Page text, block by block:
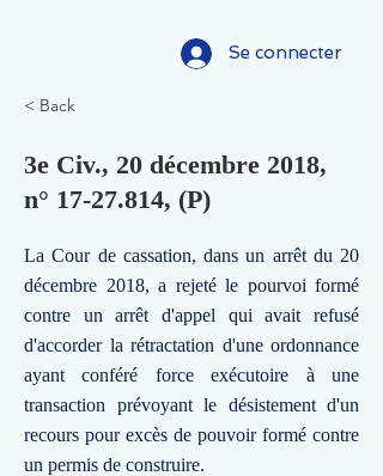
Se connecter
< Back
3e Civ., 20 décembre 2018,
n° 17-27.814, (P)
La Cour de cassation, dans un arrêt du 20
décembre 2018, a rejeté le pourvoi formé
contre un arrêt d'appel qui avait refusé
d'accorder la rétractation d'une ordonnance
ayant conféré force exécutoire à une
transaction prévoyant le désistement d'un
recours pour excès de pouvoir formé contre
un permis de construire.